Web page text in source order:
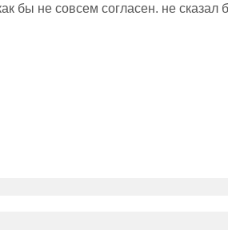
бы не совсем согласен. не сказал